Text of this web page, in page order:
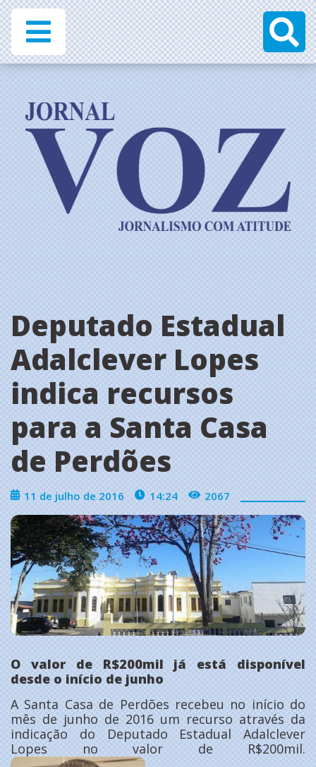
Deputado Estadual
Adalclever Lopes
indica recursos
para a Santa Casa
de Perdões
11 de julho de 2016 14:24 2067
O valor de R$200mil já está disponível
desde o início de junho
A Santa Casa de Perdões recebeu no início do
mês de junho de 2016 um recurso através da
indicação do Deputado Estadual Adalclever
Lopes no valor de R$200mil.